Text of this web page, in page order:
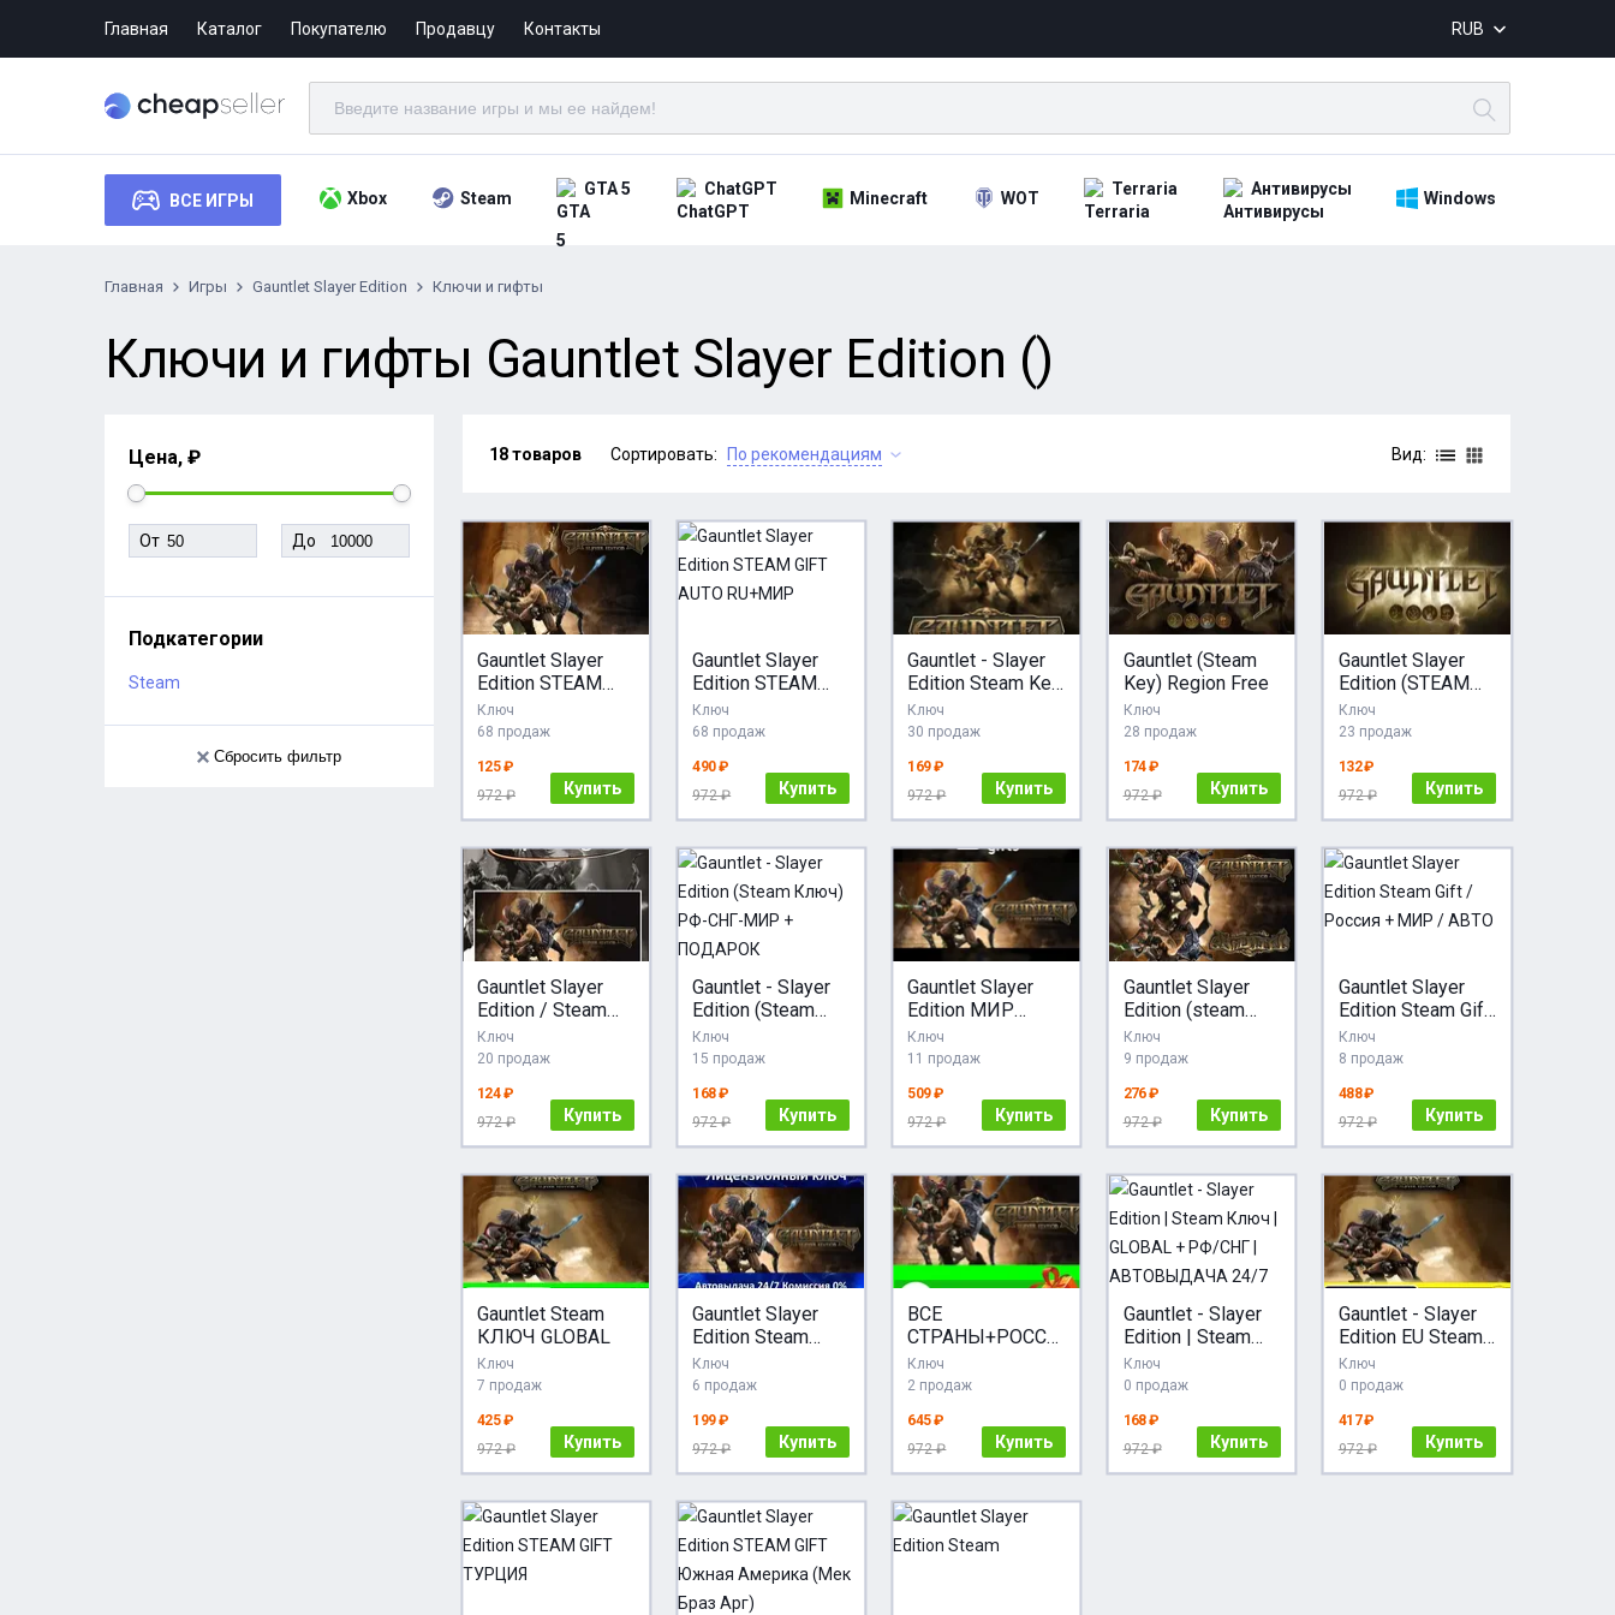
Главная Каталог Покупателю Продавцу Контакты RUB
ВСЕ ИГРЫ Xbox Steam GTA 5 ChatGPT Minecraft WOT Terraria Антивирусы Windows
Главная Игры Gauntlet Slayer Edition Ключи и гифты
Ключи и гифты Gauntlet Slayer Edition ()
Цена, ₽
От До
Подкатегории
Steam
Сбросить фильтр
18 товаров Сортировать: По рекомендациям Вид:
Gauntlet Slayer
Edition STEAM
GIFT + МИР +
ВСЕ СТРАНЫ
Ключ
68 продаж
125 ₽
972 ₽
Купить
Gauntlet Slayer
Edition STEAM
GIFT AUTO
RU+МИР
Ключ
68 продаж
490 ₽
972 ₽
Купить
Gauntlet - Slayer
Edition Steam Key
РФ + МИР
Ключ
30 продаж
169 ₽
972 ₽
Купить
Gauntlet (Steam
Key) Region Free
Ключ
28 продаж
174 ₽
972 ₽
Купить
Gauntlet Slayer
Edition (STEAM
GIFT)RU+CIS
Ключ
23 продаж
132 ₽
972 ₽
Купить
Gauntlet Slayer
Edition / Steam
Gift / Россия /
СНГ
Ключ
20 продаж
124 ₽
972 ₽
Купить
Gauntlet - Slayer
Edition (Steam
Ключ) РФ-СНГ-
МИР +
Ключ
15 продаж
168 ₽
972 ₽
Купить
Gauntlet Slayer
Edition МИР
АВТО
Ключ
11 продаж
509 ₽
972 ₽
Купить
Gauntlet Slayer
Edition (steam
gift/ru+cis)
Ключ
9 продаж
276 ₽
972 ₽
Купить
Gauntlet Slayer
Edition Steam Gift
/ Россия + МИР /
АВТО
Ключ
8 продаж
488 ₽
972 ₽
Купить
Gauntlet Steam
КЛЮЧ GLOBAL
Ключ
7 продаж
425 ₽
972 ₽
Купить
Gauntlet Slayer
Edition Steam
Ключ Активации
РФ+СНГ+МИР
Ключ
6 продаж
199 ₽
972 ₽
Купить
ВСЕ
СТРАНЫ+РОССИ
Я Gauntlet Slayer
Edition STEAM
Ключ
2 продаж
645 ₽
972 ₽
Купить
Gauntlet - Slayer
Edition | Steam
Ключ | GLOBAL +
РФ/СНГ |
24/7
Ключ
0 продаж
168 ₽
972 ₽
Купить
Gauntlet - Slayer
Edition EU Steam
КЛЮЧ ЕВРОПА
Ключ
0 продаж
417 ₽
972 ₽
Купить